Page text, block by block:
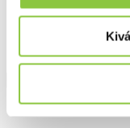
Könyvek
Egészség
Ajánlataink